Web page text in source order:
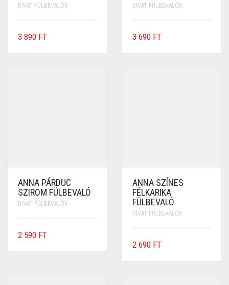
DIVAT FÜLBEVALÓK
3 890 FT
DIVAT FÜLBEVALÓK
3 690 FT
ANNA PÁRDUC
SZIROM FÜLBEVALÓ
DIVAT FÜLBEVALÓK
2 590 FT
ANNA SZÍNES
FÉLKARIKA
FÜLBEVALÓ
DIVAT FÜLBEVALÓK
2 690 FT